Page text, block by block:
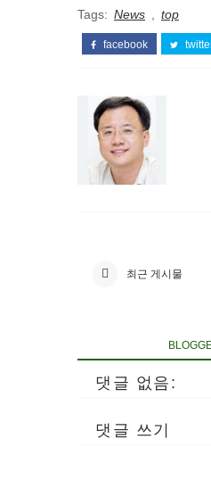
Tags: News top
facebook
최근 게시물
댓글 없음:
댓글 쓰기